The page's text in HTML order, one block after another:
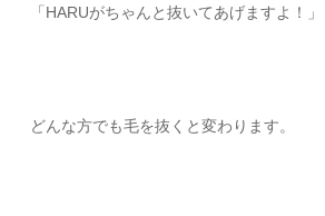
「HARUがちゃんと抜いてあげますよ！」
どんな方でも毛を抜くと変わります。